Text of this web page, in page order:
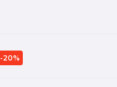
-20%